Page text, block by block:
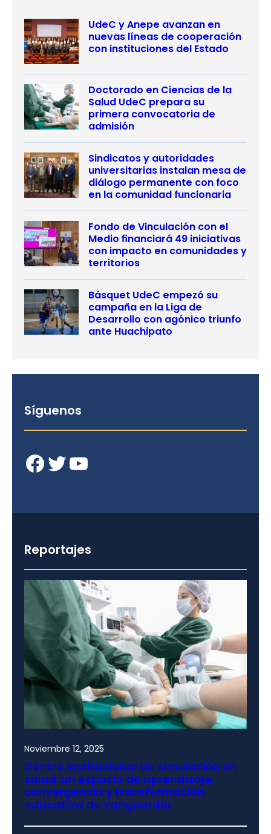
UdeC y Anepe avanzan en
nuevas líneas de cooperación
con instituciones del Estado
Doctorado en Ciencias de la
Salud UdeC prepara su
primera convocatoria de
admisión
Sindicatos y autoridades
universitarias instalan mesa de
diálogo permanente con foco
en la comunidad funcionaria
Fondo de Vinculación con el
Medio financiará 49 iniciativas
con impacto en comunidades y
territorios
Básquet UdeC empezó su
campaña en la Liga de
Desarrollo con agónico triunfo
ante Huachipato
Síguenos
Facebook Twitter YouTube
Reportajes
Noviembre 12, 2025
Centro institucional de simulación en
salud: un espacio de aprendizaje,
convergencia y transformación
educativa de vanguardia